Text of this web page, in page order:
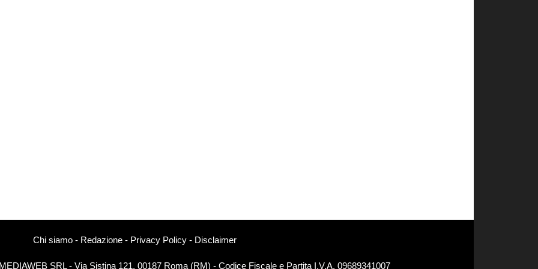
Chi siamo- Redazione- Privacy Policy- Disclaimer
SRL - Via Sistina 121, 00187 Roma (RM) - Codice Fiscale e Partita I.V.A. 09689341007